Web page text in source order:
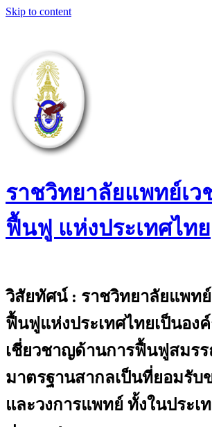
Skip to content
ราชวิทยาลัยแพทย์เว
ฟื้นฟู แห่งประเทศไทย
วิสัยทัศน์ : ราชวิทยาลัยแพท
ฟื้นฟูแห่งประเทศไทยเป็นอง
เชี่ยวชาญด้านการฟื้นฟูสมร
มาตรฐานสากลเป็นที่ยอมรับ
และวงการแพทย์ ทั้งในประเ